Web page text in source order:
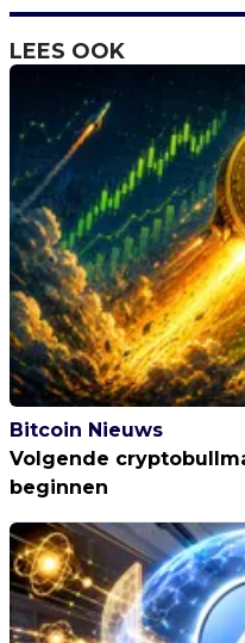
LEES OOK
Bitcoin Nieuws
Volgende
beginnen